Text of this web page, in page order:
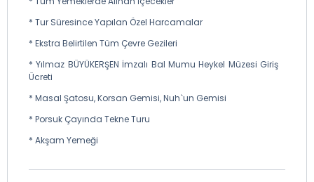
* Tur Süresince Yapılan Özel Harcamalar
* Ekstra Belirtilen Tüm Çevre Gezileri
* Yılmaz BÜYÜKERŞEN İmzalı Bal Mumu Heykel Müzesi Giriş
Ücreti
* Masal Şatosu, Korsan Gemisi, Nuh`un Gemisi
* Porsuk Çayında Tekne Turu
* Akşam Yemeği